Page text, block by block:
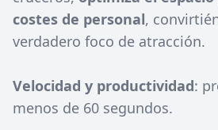
costes de personal,
verdadero foco de atracción.
Velocidad y productividad:
menos de 60 segundos.